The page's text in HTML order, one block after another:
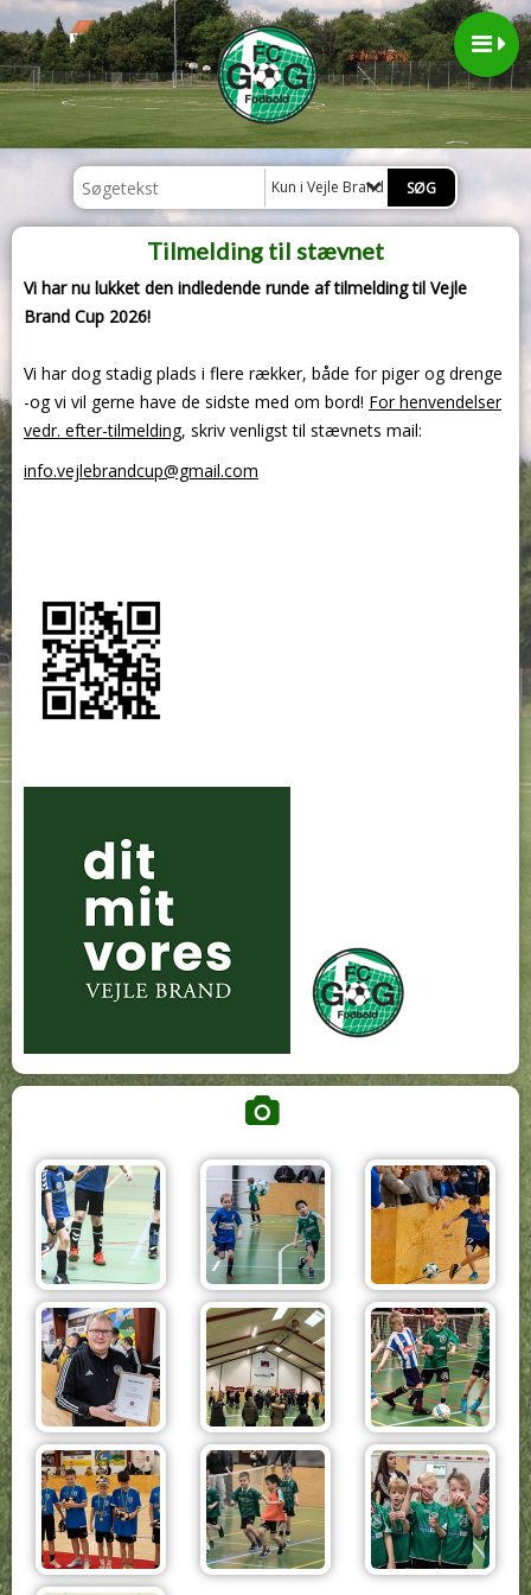
Kun i Vejle Brand Cup 2026
Tilmelding til stævnet
Vi har nu lukket den indledende runde af tilmelding til Vejle
Brand Cup 2026!
Vi har dog stadig plads i flere rækker, både for piger og drenge
-og vi vil gerne have de sidste med om bord! For henvendelser
vedr. efter-tilmelding, skriv venligst til stævnets mail:
info.vejlebrandcup@gmail.com